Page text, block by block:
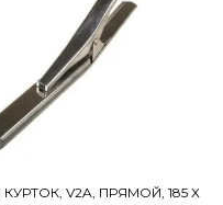
V2A, ПРЯМОЙ, 185 Х